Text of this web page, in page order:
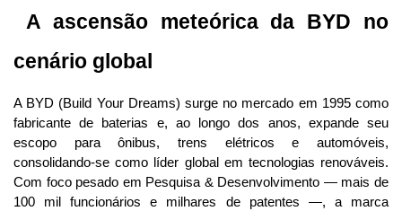
A ascensão meteórica da BYD no
cenário global
A BYD (Build Your Dreams) surge no mercado em 1995 como
fabricante de baterias e, ao longo dos anos, expande seu
escopo para ônibus, trens elétricos e automóveis,
consolidando-se como líder global em tecnologias renováveis.
Com foco pesado em Pesquisa & Desenvolvimento — mais de
100 mil funcionários e milhares de patentes —, a marca